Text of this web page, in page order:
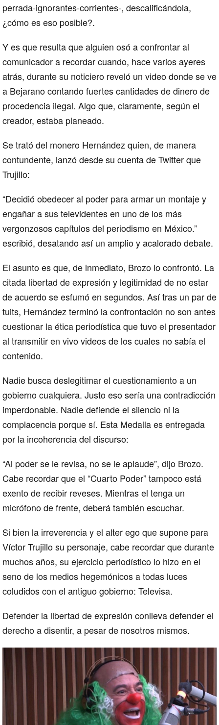
perrada-ignorantes-corrientes-, descalificándola,
¿cómo es eso posible?.
Y es que resulta que alguien osó a confrontar al
comunicador a recordar cuando, hace varios ayeres
atrás, durante su noticiero reveló un video donde se ve
a Bejarano contando fuertes cantidades de dinero de
procedencia ilegal. Algo que, claramente, según el
creador, estaba planeado.
Se trató del monero Hernández quien, de manera
contundente, lanzó desde su cuenta de Twitter que
Trujillo:
“Decidió obedecer al poder para armar un montaje y
engañar a sus televidentes en uno de los más
vergonzosos capítulos del periodismo en México.”
escribió, desatando así un amplio y acalorado debate.
El asunto es que, de inmediato, Brozo lo confrontó. La
citada libertad de expresión y legitimidad de no estar
de acuerdo se esfumó en segundos. Así tras un par de
tuits, Hernández terminó la confrontación no son antes
cuestionar la ética periodística que tuvo el presentador
al transmitir en vivo videos de los cuales no sabía el
contenido.
Nadie busca deslegitimar el cuestionamiento a un
gobierno cualquiera. Justo eso sería una contradicción
imperdonable. Nadie defiende el silencio ni la
complacencia porque sí. Esta Medalla es entregada
por la incoherencia del discurso:
“Al poder se le revisa, no se le aplaude”, dijo Brozo.
Cabe recordar que el “Cuarto Poder” tampoco está
exento de recibir reveses. Mientras el tenga un
micrófono de frente, deberá también escuchar.
Si bien la irreverencia y el alter ego que supone para
Víctor Trujillo su personaje, cabe recordar que durante
muchos años, su ejercicio periodístico lo hizo en el
seno de los medios hegemónicos a todas luces
coludidos con el antiguo gobierno: Televisa.
Defender la libertad de expresión conlleva defender el
derecho a disentir, a pesar de nosotros mismos.